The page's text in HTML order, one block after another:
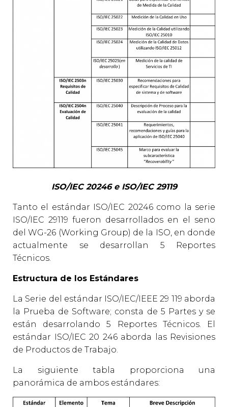
ISO/IEC 20246 e ISO/IEC 29119
Tanto el estándar ISO/IEC 20246 como la serie
ISO/IEC 29119 fueron desarrollados en el seno
del WG-26 (Working Group) de la ISO, en donde
actualmente se desarrollan 5 Reportes
Técnicos.
Estructura de los Estándares
La Serie del estándar ISO/IEC/IEEE 29 119 aborda
la Prueba de Software; consta de 5 Partes y se
están desarrolando 5 Reportes Técnicos. El
estándar ISO/IEC 20 246 aborda las Revisiones
de Productos de Trabajo.
La siguiente tabla proporciona una
panorámica de ambos estándares: